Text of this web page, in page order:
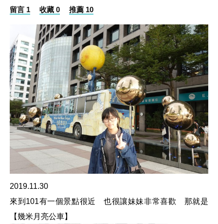
留言 1 收藏 0 推薦 10
2019.11.30
來到101有一個景點很近 也很讓妹妹非常喜歡 那就是
【幾米月亮公車】